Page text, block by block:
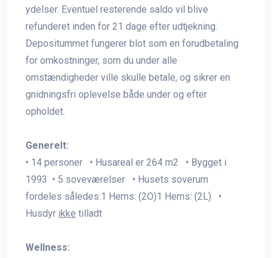
ydelser. Eventuel resterende saldo vil blive
refunderet inden for 21 dage efter udtjekning.
Depositummet fungerer blot som en forudbetaling
for omkostninger, som du under alle
omstændigheder ville skulle betale, og sikrer en
gnidningsfri oplevelse både under og efter
opholdet.
Generelt:
• 14 personer • Husareal er 264 m2 • Bygget i
1993 • 5 soveværelser • Husets soverum
fordeles således:1 Hems: (2O)1 Hems: (2L) •
Husdyr ikke tilladt
Wellness: